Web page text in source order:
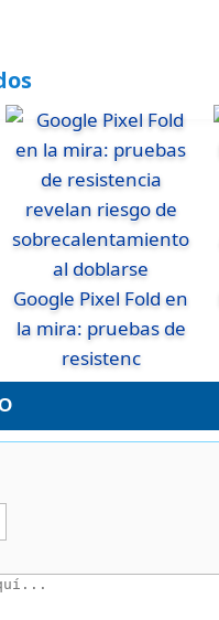
Google Pixel Fold en
la mira: pruebas de
resistenc